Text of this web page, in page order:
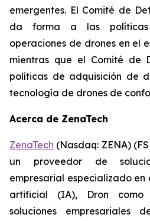
emergentes. El Comité de
da forma a las
operaciones de drones en el
mientras que el Comité de
políticas de adquisición de
tecnología de drones de
Acerca de ZenaTech
ZenaTech (Nasdaq: ZENA)
un proveedor de
empresarial especializado en
artificial (IA), Dron como
soluciones empresariales